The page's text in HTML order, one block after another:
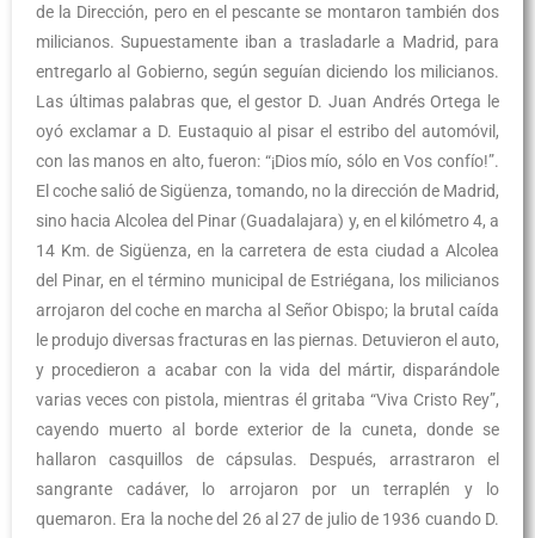
de la Dirección, pero en el pescante se montaron también dos
milicianos. Supuestamente iban a trasladarle a Madrid, para
entregarlo al Gobierno, según seguían diciendo los milicianos.
Las últimas palabras que, el gestor D. Juan Andrés Ortega le
oyó exclamar a D. Eustaquio al pisar el estribo del automóvil,
con las manos en alto, fueron: “¡Dios mío, sólo en Vos confío!”.
El coche salió de Sigüenza, tomando, no la dirección de Madrid,
sino hacia Alcolea del Pinar (Guadalajara) y, en el kilómetro 4, a
14 Km. de Sigüenza, en la carretera de esta ciudad a Alcolea
del Pinar, en el término municipal de Estriégana, los milicianos
arrojaron del coche en marcha al Señor Obispo; la brutal caída
le produjo diversas fracturas en las piernas. Detuvieron el auto,
y procedieron a acabar con la vida del mártir, disparándole
varias veces con pistola, mientras él gritaba “Viva Cristo Rey”,
cayendo muerto al borde exterior de la cuneta, donde se
hallaron casquillos de cápsulas. Después, arrastraron el
sangrante cadáver, lo arrojaron por un terraplén y lo
quemaron. Era la noche del 26 al 27 de julio de 1936 cuando D.